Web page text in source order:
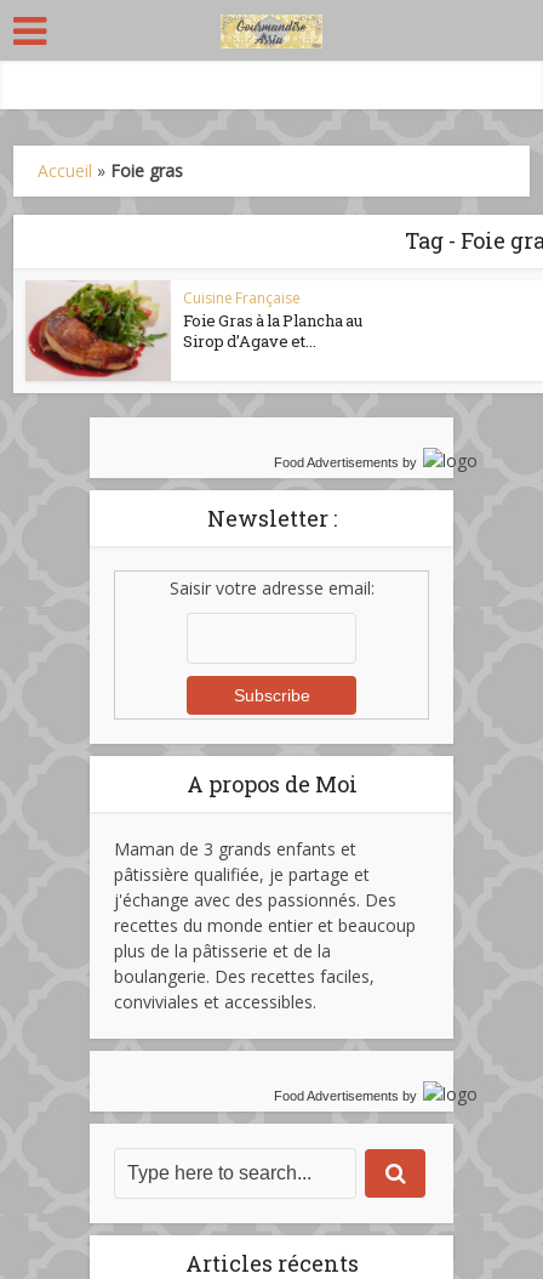
Accueil » Foie gras
Tag - Foie
Cuisine Française
Foie Gras à la Plancha au
Sirop d’Agave et...
Food Advertisements by
Newsletter :
Saisir votre adresse email:
A propos de Moi
Maman de 3 grands enfants et
pâtissière qualifiée, je partage et
j'échange avec des passionnés. Des
recettes du monde entier et beaucoup
plus de la pâtisserie et de la
boulangerie. Des recettes faciles,
conviviales et accessibles.
Food Advertisements by
Articles récents